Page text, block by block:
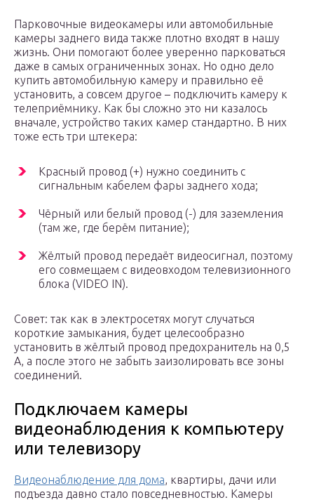
Парковочные видеокамеры или автомобильные
камеры заднего вида также плотно входят в нашу
жизнь. Они помогают более уверенно парковаться
даже в самых ограниченных зонах. Но одно дело
купить автомобильную камеру и правильно её
установить, а совсем другое – подключить камеру к
телеприёмнику. Как бы сложно это ни казалось
вначале, устройство таких камер стандартно. В них
тоже есть три штекера:
Красный провод (+) нужно соединить с
сигнальным кабелем фары заднего хода;
Чёрный или белый провод (-) для заземления
(там же, где берём питание);
Жёлтый провод передаёт видеосигнал, поэтому
его совмещаем с видеовходом телевизионного
блока (VIDEO IN).
Совет: так как в электросетях могут случаться
короткие замыкания, будет целесообразно
установить в жёлтый провод предохранитель на 0,5
А, а после этого не забыть заизолировать все зоны
соединений.
Подключаем камеры
видеонаблюдения к компьютеру
или телевизору
Видеонаблюдение для дома, квартиры, дачи или
подъезда давно стало повседневностью. Камеры